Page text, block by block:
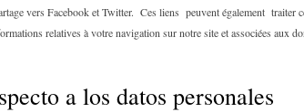
vers Facebook et Twitter. Ces liens peuvent également
relatives à votre navigation sur notre site et associées aux
a los datos personales